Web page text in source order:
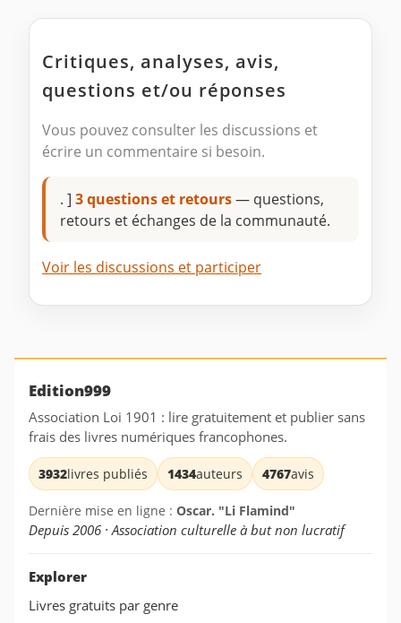
Critiques, analyses, avis,
questions et/ou réponses
Vous pouvez consulter les discussions et
écrire un commentaire si besoin.
. ] 3 questions et retours— questions,
retours et échanges de la communauté.
Voir les discussions et participer
Edition999
Association Loi 1901 : lire gratuitement et publier sans
frais des livres numériques francophones.
3932livres publiés 1434auteurs 4767avis
Dernière mise en ligne : Oscar. "Li Flamind"
Depuis 2006 · Association culturelle à but non lucratif
Explorer
Livres gratuits par genre